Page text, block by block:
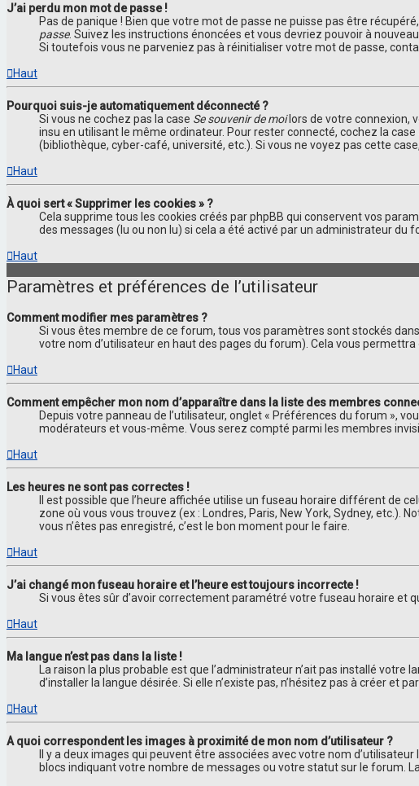
J’ai perdu mon mot de passe !
Pas de panique ! Bien que votre mot de passe ne puisse pas être
passe. Suivez les instructions énoncées et vous devriez pouvoir à
Si toutefois vous ne parveniez pas à réinitialiser votre mot de passe,
Haut
Pourquoi suis-je automatiquement déconnecté ?
Si vous ne cochez pas la case Se souvenir de moilors de votre connexion,
insu en utilisant le même ordinateur. Pour rester connecté, cochez la case
(bibliothèque, cyber-café, université, etc.). Si vous ne voyez pas cette
Haut
À quoi sert « Supprimer les cookies » ?
Cela supprime tous les cookies créés par phpBB qui conservent vos
des messages (lu ou non lu) si cela a été activé par un administrateur du
Haut
Paramètres et préférences de l’utilisateur
Comment modifier mes paramètres ?
Si vous êtes membre de ce forum, tous vos paramètres sont stockés
votre nom d’utilisateur en haut des pages du forum). Cela vous
Haut
Comment empêcher mon nom d’apparaître dans la liste des membres
Depuis votre panneau de l’utilisateur, onglet « Préférences du forum »,
modérateurs et vous-même. Vous serez compté parmi les membres
Haut
Les heures ne sont pas correctes !
Il est possible que l’heure affichée utilise un fuseau horaire différent de
zone où vous vous trouvez (ex : Londres, Paris, New York, Sydney, etc.).
vous n’êtes pas enregistré, c’est le bon moment pour le faire.
Haut
J’ai changé mon fuseau horaire et l’heure est toujours incorrecte !
Si vous êtes sûr d’avoir correctement paramétré votre fuseau horaire et
Haut
Ma langue n’est pas dans la liste !
La raison la plus probable est que l’administrateur n’ait pas installé
d’installer la langue désirée. Si elle n’existe pas, n’hésitez pas à créer
Haut
A quoi correspondent les images à proximité de mon nom d’utilisateur ?
Il y a deux images qui peuvent être associées avec votre nom
blocs indiquant votre nombre de messages ou votre statut sur le forum.